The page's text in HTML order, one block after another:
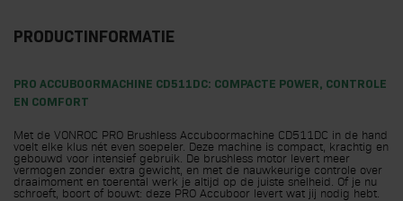
PRODUCTINFORMATIE
PRO ACCUBOORMACHINE CD511DC: COMPACTE POWER, CONTROLE
EN COMFORT
Met de VONROC PRO Brushless Accuboormachine CD511DC in de hand
voelt elke klus nét even soepeler. Deze machine is compact, krachtig en
gebouwd voor intensief gebruik. De brushless motor levert meer
vermogen zonder extra gewicht, en met de nauwkeurige controle over
draaimoment en toerental werk je altijd op de juiste snelheid. Of je nu
schroeft, boort of bouwt: deze PRO Accuboor levert wat jij nodig hebt.